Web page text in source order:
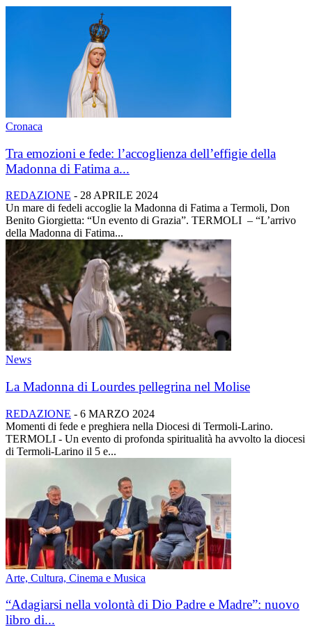
Cronaca
Tra emozioni e fede: l’accoglienza dell’effigie della
Madonna di Fatima a...
REDAZIONE - 28 APRILE 2024
Un mare di fedeli accoglie la Madonna di Fatima a Termoli, Don
Benito Giorgietta: “Un evento di Grazia”. TERMOLI – “L’arrivo
della Madonna di Fatima...
News
La Madonna di Lourdes pellegrina nel Molise
REDAZIONE - 6 MARZO 2024
Momenti di fede e preghiera nella Diocesi di Termoli-Larino.
TERMOLI - Un evento di profonda spiritualità ha avvolto la diocesi
di Termoli-Larino il 5 e...
Arte, Cultura, Cinema e Musica
“Adagiarsi nella volontà di Dio Padre e Madre”: nuovo
libro di...